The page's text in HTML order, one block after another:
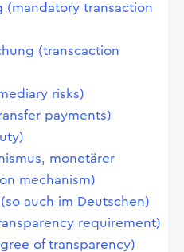
(mandatory transaction
(transcaction
risks)
payments)
monetärer
mechanism)
auch im Deutschen)
requirement)
of transparency)